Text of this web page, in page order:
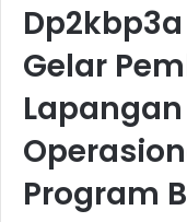
Gelar
Program